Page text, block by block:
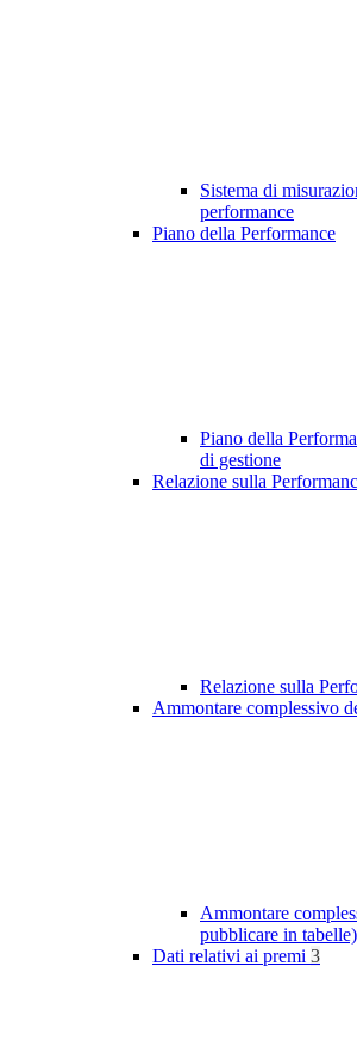
Sistema di
performance
Piano della Performance
Piano della
di gestione
Relazione sulla
Relazione sulla
Ammontare complessivo
Ammontare
pubblicare in tabelle)
Dati relativi ai premi 3